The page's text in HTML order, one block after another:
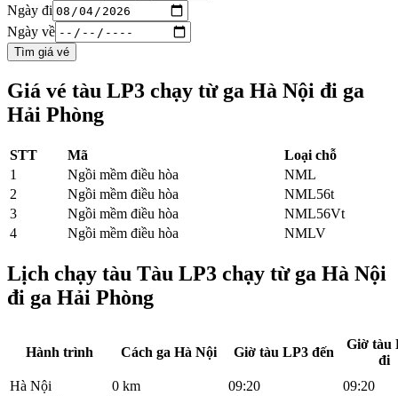
Ngày đi
Ngày về
Tìm giá vé
Giá vé tàu LP3 chạy từ ga Hà Nội đi ga
Hải Phòng
STT Mã
Loại chỗ
1
Ngồi mềm điều hòa
NML
2
Ngồi mềm điều hòa
NML56t
3
Ngồi mềm điều hòa
NML56Vt
4
Ngồi mềm điều hòa NMLV
Lịch chạy tàu Tàu LP3 chạy từ ga Hà Nội
đi ga Hải Phòng
Hành trình Cách ga Hà Nội Giờ tàu LP3 đến
Giờ tàu
đi
Hà Nội
0 km 09:20
09:20